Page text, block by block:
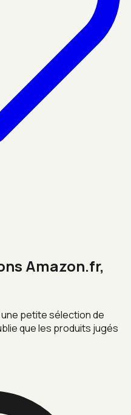
Amazon.fr,
petite sélection de
que les produits jugés